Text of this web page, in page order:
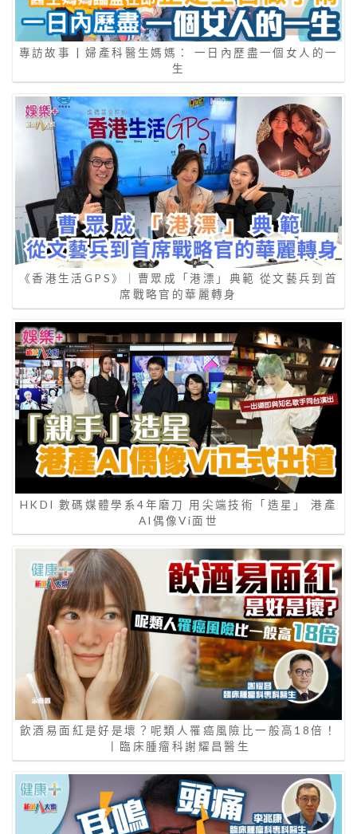
專訪故事 | 婦產科醫生媽媽： 一日內歷盡一個女人的一
生
《香港生活GPS》｜曹眾成「港漂」典範 從文藝兵到首
席戰略官的華麗轉身
HKDI 數碼媒體學系4年磨刀 用尖端技術「造星」 港產
AI偶像Vi面世
飲酒易面紅是好是壞？呢類人罹癌風險比一般高18倍！
丨臨床腫瘤科謝耀昌醫生